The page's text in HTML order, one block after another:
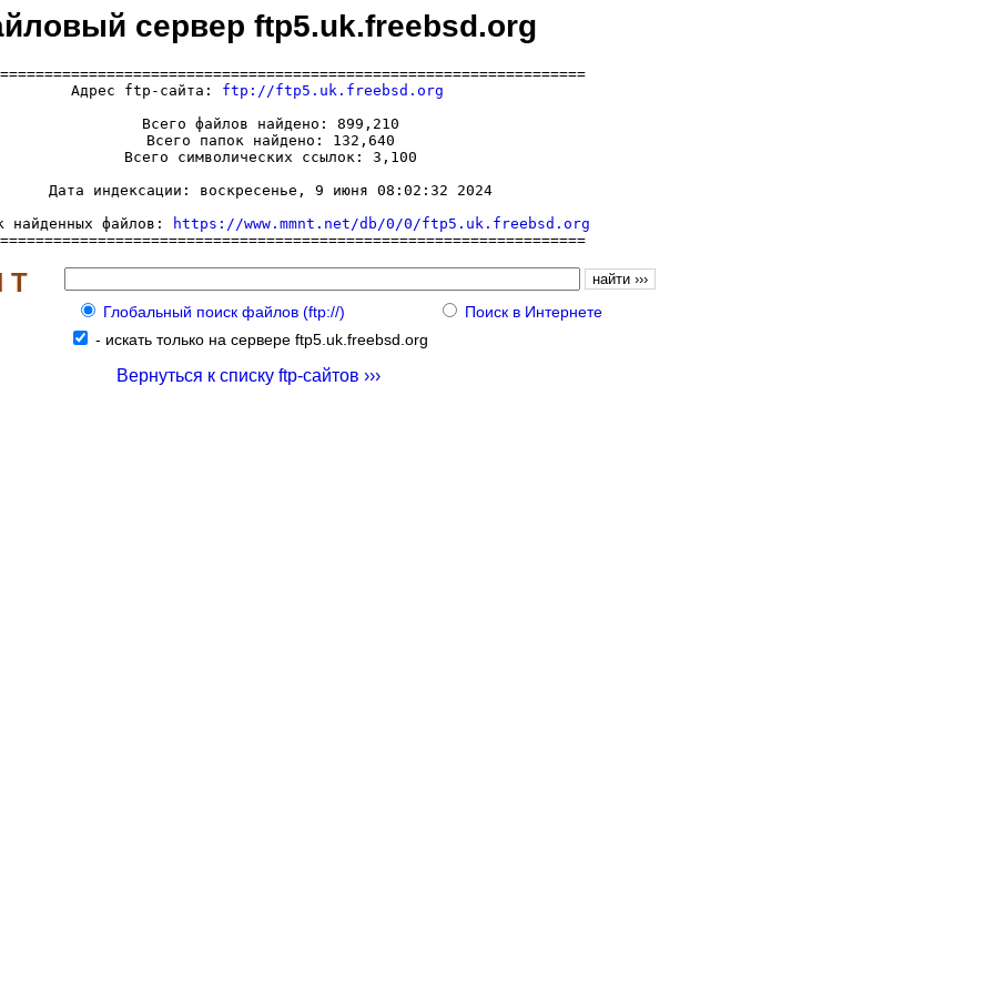
сервер ftp5.uk.freebsd.org
  Адрес ftp-сайта:
ftp://ftp5.uk.freebsd.org
     Всего файлов найдено: 899,210
     Всего папок найдено: 132,640
     Всего символических ссылок: 3,100
     Дата индексации: воскресенье, 9 июня 08:02:32 2024
найденных файлов:
https://www.mmnt.net/db/0/0/ftp5.uk.freebsd.org
Т
Глобальный поиск файлов (ftp://)
Поиск в Интернете
- искать только на сервере ftp5.uk.freebsd.org
Вернуться к списку ftp-сайтов ›››